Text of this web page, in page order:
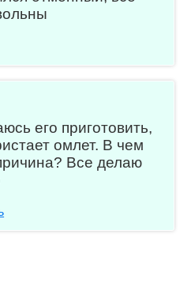
его приготовить,
омлет. В чем
Все делаю